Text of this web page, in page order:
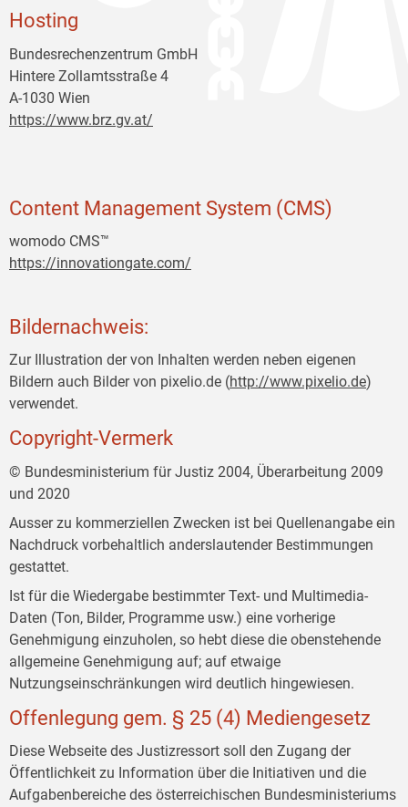
Hosting
Bundesrechenzentrum GmbH
Hintere Zollamtsstraße 4
A-1030 Wien
https://www.brz.gv.at/
Content Management System (CMS)
womodo CMS™
https://innovationgate.com/
Bildernachweis:
Zur Illustration der von Inhalten werden neben eigenen
Bildern auch Bilder von pixelio.de (http://www.pixelio.de)
verwendet.
Copyright-Vermerk
© Bundesministerium für Justiz 2004, Überarbeitung 2009
und 2020
Ausser zu kommerziellen Zwecken ist bei Quellenangabe ein
Nachdruck vorbehaltlich anderslautender Bestimmungen
gestattet.
Ist für die Wiedergabe bestimmter Text- und Multimedia-
Daten (Ton, Bilder, Programme usw.) eine vorherige
Genehmigung einzuholen, so hebt diese die obenstehende
allgemeine Genehmigung auf; auf etwaige
Nutzungseinschränkungen wird deutlich hingewiesen.
Offenlegung gem. § 25 (4) Mediengesetz
Diese Webseite des Justizressort soll den Zugang der
Öffentlichkeit zu Information über die Initiativen und die
Aufgabenbereiche des österreichischen Bundesministeriums